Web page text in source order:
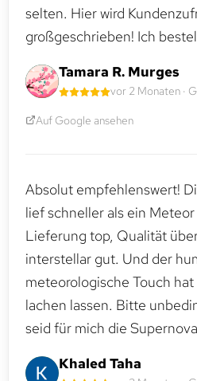
selten. Hier wird
großgeschrieben! Ich
Tamara R. Murges
vor 2 Monaten ·
Auf Google ansehen
Absolut empfehlenswert!
lief schneller als ein
Lieferung top, Qualität
interstellar gut. Und der
meteorologische Touch
lachen lassen. Bitte
seid für mich die
Khaled Taha